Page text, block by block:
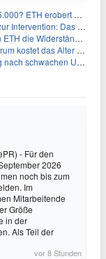
während Institutionen weiter akkumulieren
größte Risiko seit 15 Jahren
Durchschnitte überwinden?
deutlich mehr als Sie denken
Fed-Zinserhöhungschancen sinken auf 44%
- Für den
2026
noch bis zum
Im
Mitarbeitende
Größe
in der
Als Teil der
vor 8 Stunden